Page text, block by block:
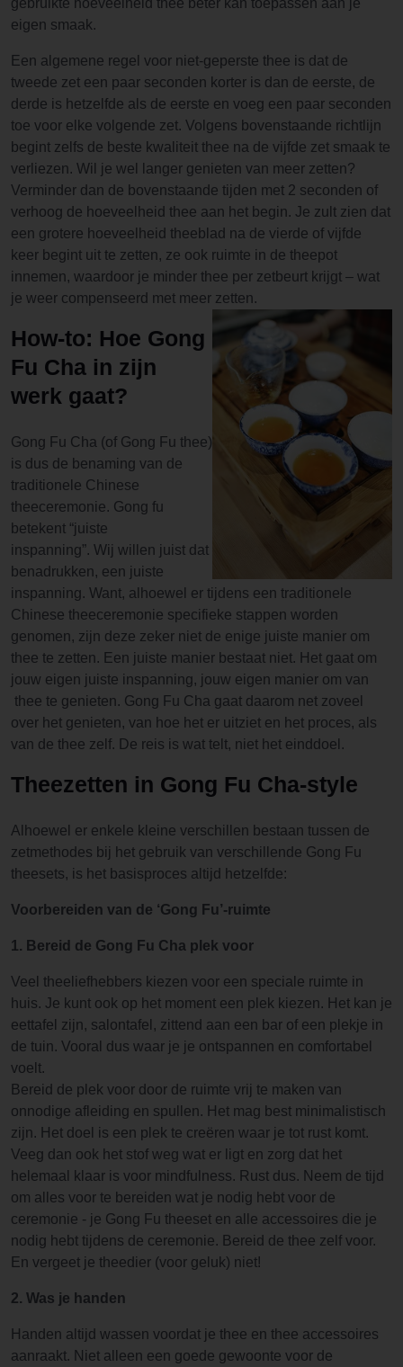
eigen smaak.
Een algemene regel voor niet-geperste thee is dat de
tweede zet een paar seconden korter is dan de eerste, de
derde is hetzelfde als de eerste en voeg een paar seconden
toe voor elke volgende zet. Volgens bovenstaande richtlijn
begint zelfs de beste kwaliteit thee na de vijfde zet smaak te
verliezen. Wil je wel langer genieten van meer zetten?
Verminder dan de bovenstaande tijden met 2 seconden of
verhoog de hoeveelheid thee aan het begin. Je zult zien dat
een grotere hoeveelheid theeblad na de vierde of vijfde
keer begint uit te zetten, ze ook ruimte in de theepot
innemen, waardoor je minder thee per zetbeurt krijgt – wat
je weer compenseerd met meer zetten.
How-to: Hoe Gong
Fu Cha in zijn
werk gaat?
Gong Fu Cha (of Gong Fu thee)
is dus de benaming van de
traditionele Chinese
theeceremonie. Gong fu
betekent “juiste
inspanning”. Wij willen juist dat
benadrukken, een juiste
inspanning. Want, alhoewel er tijdens een traditionele
Chinese theeceremonie specifieke stappen worden
genomen, zijn deze zeker niet de enige juiste manier om
thee te zetten. Een juiste manier bestaat niet. Het gaat om
jouw eigen juiste inspanning, jouw eigen manier om van
thee te genieten. Gong Fu Cha gaat daarom net zoveel
over het genieten, van hoe het er uitziet en het proces, als
van de thee zelf. De reis is wat telt, niet het einddoel.
Theezetten in Gong Fu Cha-style
Alhoewel er enkele kleine verschillen bestaan tussen de
zetmethodes bij het gebruik van verschillende Gong Fu
theesets, is het basisproces altijd hetzelfde:
Voorbereiden van de ‘Gong Fu’-ruimte
1. Bereid de Gong Fu Cha plek voor
Veel theeliefhebbers kiezen voor een speciale ruimte in
huis. Je kunt ook op het moment een plek kiezen. Het kan je
eettafel zijn, salontafel, zittend aan een bar of een plekje in
de tuin. Vooral dus waar je je ontspannen en comfortabel
voelt.
Bereid de plek voor door de ruimte vrij te maken van
onnodige afleiding en spullen. Het mag best minimalistisch
zijn. Het doel is een plek te creëren waar je tot rust komt.
Veeg dan ook het stof weg wat er ligt en zorg dat het
helemaal klaar is voor mindfulness. Rust dus. Neem de tijd
om alles voor te bereiden wat je nodig hebt voor de
ceremonie - je Gong Fu theeset en alle accessoires die je
nodig hebt tijdens de ceremonie. Bereid de thee zelf voor.
En vergeet je theedier (voor geluk) niet!
2. Was je handen
Handen altijd wassen voordat je thee en thee accessoires
aanraakt. Niet alleen een goede gewoonte voor de